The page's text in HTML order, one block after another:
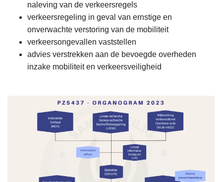
naleving van de verkeersregels
verkeersregeling in geval van ernstige en
onverwachte verstoring van de mobiliteit
verkeersongevallen vaststellen
advies verstrekken aan de bevoegde overheden
inzake mobiliteit en verkeersveiligheid